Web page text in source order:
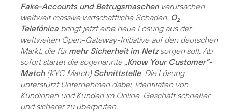
Fake-Accounts und Betrugsmaschenverursachen
weltweit massive wirtschaftliche Schäden. O2
Telefónica bringt jetzt eine neue Lösung aus der
weltweiten Open-Gateway-Initiative auf den deutschen
Markt, die fürmehr Sicherheit im Netzsorgen soll: Ab
sofort startet die sogenannte„Know Your Customer”-
Match(KYC Match) Schnittstelle. Die Lösung
unterstützt Unternehmen dabei, Identitäten von
Kundinnen und Kunden im Online-Geschäft schneller
und sicherer zu überprüfen.